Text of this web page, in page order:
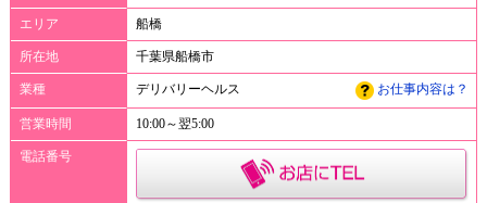
エリア 船橋
所在地 千葉県船橋市
業種 デリバリーヘルス お仕事内容は？
営業時間 10:00～翌5:00
電話番号